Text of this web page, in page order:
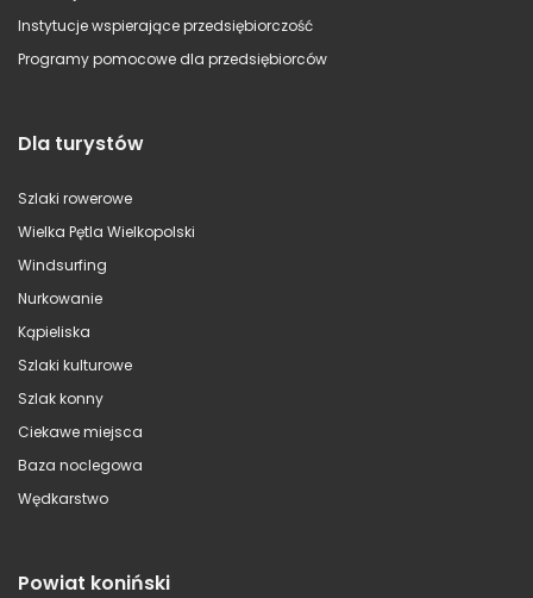
Instytucje wspierające przedsiębiorczość
Programy pomocowe dla przedsiębiorców
Dla turystów
Szlaki rowerowe
Wielka Pętla Wielkopolski
Windsurfing
Nurkowanie
Kąpieliska
Szlaki kulturowe
Szlak konny
Ciekawe miejsca
Baza noclegowa
Wędkarstwo
Powiat koniński